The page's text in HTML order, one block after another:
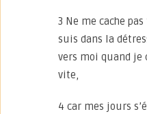
3 Ne me cache
suis dans la
vers moi quand je
vite,
4 car mes jours